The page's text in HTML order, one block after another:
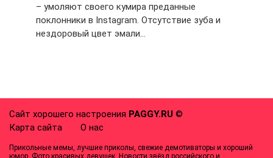
– умоляют своего кумира преданные
поклонники в Instagram. Отсутствие зуба и
нездоровый цвет эмали…
Сайт хорошего настроения PAGGY.RU ©
Карта сайта
О нас
Прикольные мемы, лучшие приколы, свежие демотиваторы и хороший
юмор. Фото красивых девушек. Новости звёзд российского и